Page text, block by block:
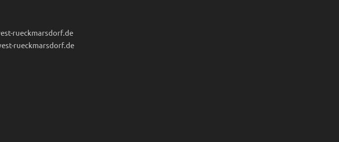
rueckmarsdorf.de
rueckmarsdorf.de